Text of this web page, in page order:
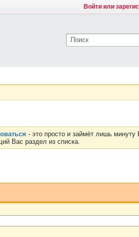
Войти или
- это просто и займёт лишь минуту
Вас раздел из списка.